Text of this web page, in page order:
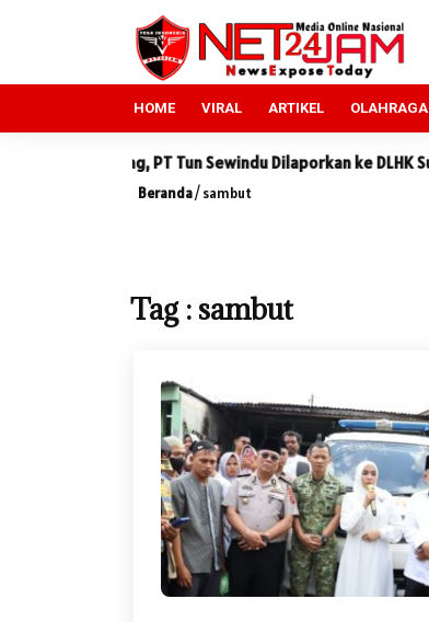
HOME VIRAL ARTIKEL OLAHRAGA
Lindung, PT Tun Sewindu Dilaporkan ke DLHK Sumut
Beranda/sambut
Tag : sambut